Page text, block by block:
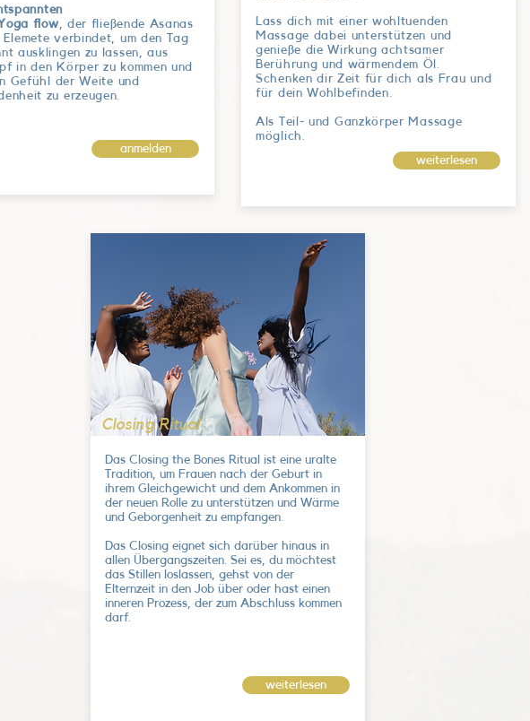
flow, der fließende Asanas
Elemete verbindet, um den Tag
ausklingen zu lassen, aus
in den Körper zu kommen und
Gefühl der Weite und
zu erzeugen.
anmelden
Lass dich mit einer wohltuenden
Massage dabei unterstützen und
genieße die Wirkung achtsamer
Berührung und wärmendem Öl.
Schenken dir Zeit für dich als Frau und
für dein Wohlbefinden.
Als Teil- und Ganzkörper Massage
möglich.
weiterlesen
Closing Ritual
Das Closing the Bones Ritual ist eine uralte
Tradition, um Frauen nach der Geburt in
ihrem Gleichgewicht und dem Ankommen in
der neuen Rolle zu unterstützen und Wärme
und Geborgenheit zu empfangen.
Das Closing eignet sich darüber hinaus in
allen Übergangszeiten. Sei es, du möchtest
das Stillen loslassen, gehst von der
Elternzeit in den Job über oder hast einen
inneren Prozess, der zum Abschluss kommen
darf.
weiterlesen